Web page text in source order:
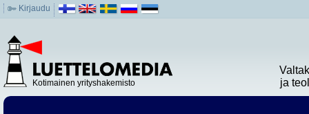
Kirjaudu
Kotimainen yrityshakemisto
ja